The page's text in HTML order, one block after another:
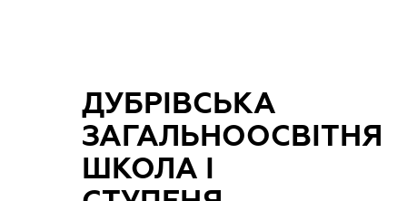
ДУБРІВСЬКА
ЗАГАЛЬНООСВІТНЯ
ШКОЛА І